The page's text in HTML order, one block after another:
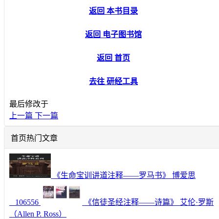
返回 本书目录
返回 电子图书馆
返回 首页
去往 研经工具
最后修改于
上一篇 下一篇
首页热门文章
《生命宝训讲道注释——罗马书》 博爱思
106556
《信徒圣经注释——诗篇》 艾伦·罗斯
（Allen P. Ross）